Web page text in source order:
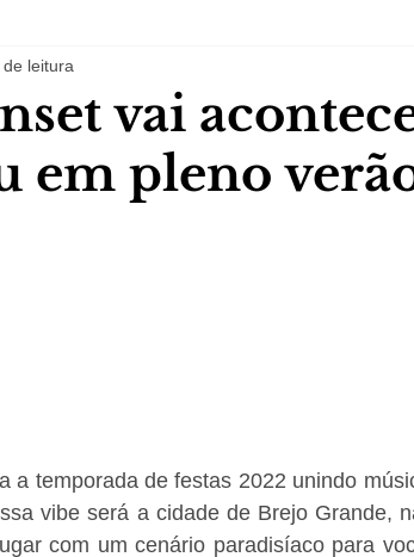
vai
em pleno
de leitura
a temporada de festas 2022 unindo
vibe será a cidade de Brejo Grande,
com um cenário paradisíaco para